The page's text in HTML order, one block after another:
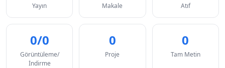
Yayın Makale Atıf
0/0
Görüntüleme/
İndirme
0
Proje
0
Tam Metin